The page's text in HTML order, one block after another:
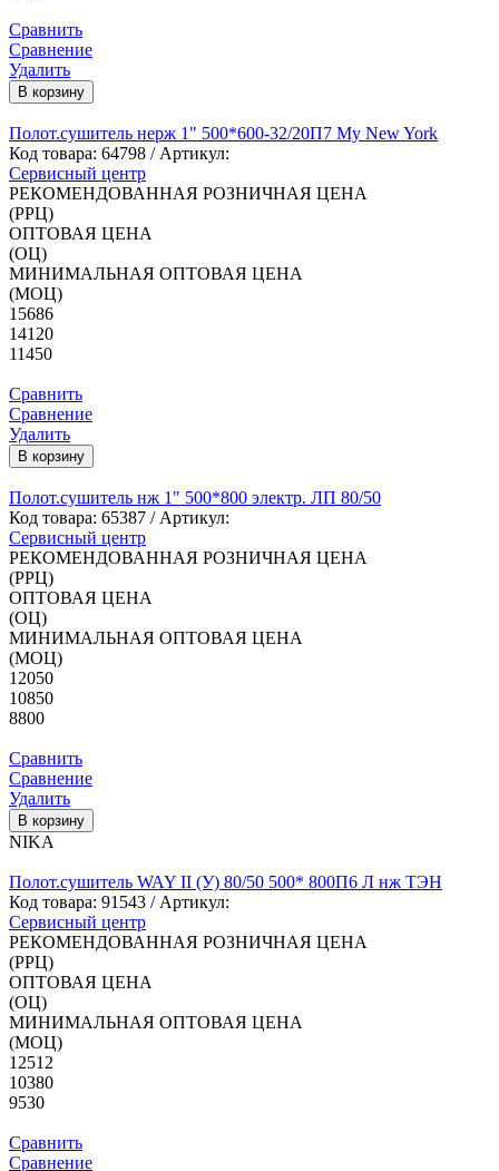
Сравнить
Сравнение
Удалить
В корзину
Полот.сушитель нерж 1" 500*600-32/20П7 My New York
Код товара: 64798 / Артикул:
Сервисный центр
РЕКОМЕНДОВАННАЯ РОЗНИЧНАЯ ЦЕНА
(РРЦ)
ОПТОВАЯ ЦЕНА
(ОЦ)
МИНИМАЛЬНАЯ ОПТОВАЯ ЦЕНА
(МОЦ)
15686
14120
11450
Сравнить
Сравнение
Удалить
В корзину
Полот.сушитель нж 1" 500*800 электр. ЛП 80/50
Код товара: 65387 / Артикул:
Сервисный центр
РЕКОМЕНДОВАННАЯ РОЗНИЧНАЯ ЦЕНА
(РРЦ)
ОПТОВАЯ ЦЕНА
(ОЦ)
МИНИМАЛЬНАЯ ОПТОВАЯ ЦЕНА
(МОЦ)
12050
10850
8800
Сравнить
Сравнение
Удалить
В корзину
NIKA
Полот.сушитель WAY II (У) 80/50 500* 800П6 Л нж ТЭН
Код товара: 91543 / Артикул:
Сервисный центр
РЕКОМЕНДОВАННАЯ РОЗНИЧНАЯ ЦЕНА
(РРЦ)
ОПТОВАЯ ЦЕНА
(ОЦ)
МИНИМАЛЬНАЯ ОПТОВАЯ ЦЕНА
(МОЦ)
12512
10380
9530
Сравнить
Сравнение